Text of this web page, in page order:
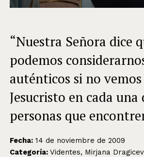
“Nuestra Señora dice
podemos
auténticos si no vemos
Jesucristo en cada una
personas que
Fecha: 14 de noviembre de 2009
Categoría: Videntes, Mirjana